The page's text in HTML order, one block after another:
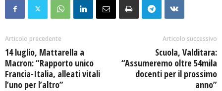
Articolo precedente
14 luglio, Mattarella a
Macron: “Rapporto unico
Francia-Italia, alleati vitali
l’uno per l’altro”
Articolo successivo
Scuola, Valditara:
“Assumeremo oltre 54mila
docenti per il prossimo
anno”